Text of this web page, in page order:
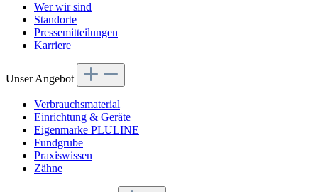
Wer wir sind
Standorte
Pressemitteilungen
Karriere
Unser Angebot
Verbrauchsmaterial
Einrichtung & Geräte
Eigenmarke PLULINE
Fundgrube
Praxiswissen
Zähne